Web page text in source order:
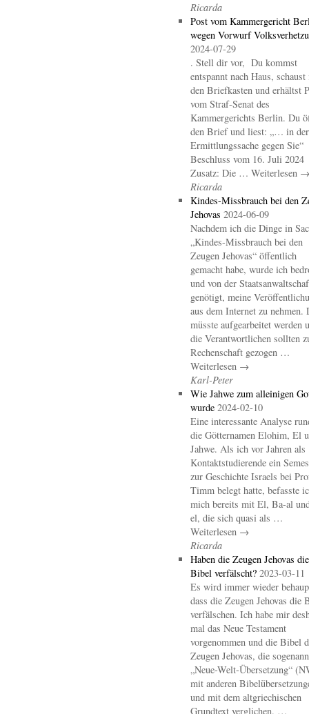
Ricarda
Post vom Kammergericht
wegen Vorwurf
2024-07-29
. Stell dir vor, Du kommst
entspannt nach Haus, schaust
den Briefkasten und erhältst
vom Straf-Senat des
Kammergerichts Berlin. Du
den Brief und liest: „… in der
Ermittlungssache gegen Sie“
Beschluss vom 16. Juli 2024
Zusatz: Die … Weiterlesen →
Ricarda
Kindes-Missbrauch bei den
Jehovas 2024-06-09
Nachdem ich die Dinge in
„Kindes-Missbrauch bei den
Zeugen Jehovas“ öffentlich
gemacht habe, wurde ich
und von der
genötigt, meine
aus dem Internet zu nehmen.
müsste aufgearbeitet werden
die Verantwortlichen sollten
Rechenschaft gezogen …
Weiterlesen →
Karl-Peter
Wie Jahwe zum alleinigen
wurde 2024-02-10
Eine interessante Analyse
die Götternamen Elohim, El
Jahwe. Als ich vor Jahren als
Kontaktstudierende ein
zur Geschichte Israels bei
Timm belegt hatte, befasste
mich bereits mit El, Ba-al
el, die sich quasi als …
Weiterlesen →
Ricarda
Haben die Zeugen Jehovas die
Bibel verfälscht? 2023-03-11
Es wird immer wieder
dass die Zeugen Jehovas die
verfälschen. Ich habe mir
mal das Neue Testament
vorgenommen und die Bibel
Zeugen Jehovas, die
„Neue-Welt-Übersetzung“
mit anderen
und mit dem altgriechischen
Grundtext verglichen. …